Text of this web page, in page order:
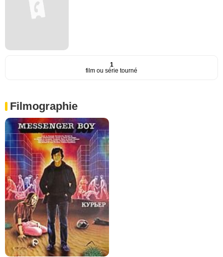
1
film ou série tourné
Filmographie